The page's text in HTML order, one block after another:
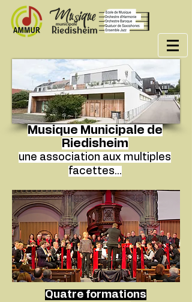
Musique Municipale de
Riedisheim
une association aux multiples
facettes...
Quatre formations